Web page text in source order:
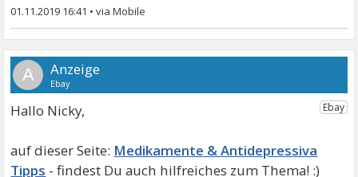
01.11.2019 16:41 •
A
Hallo Nicky,
Medikamente & Antidepressiva
Tipps